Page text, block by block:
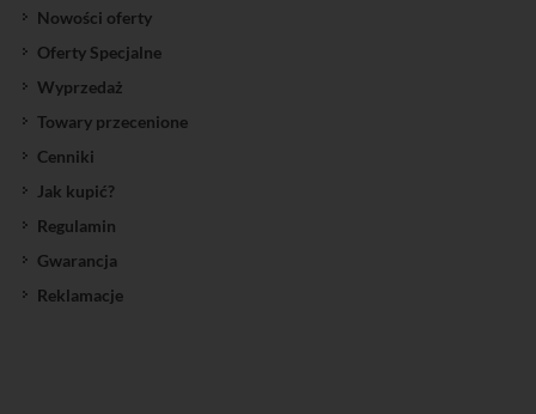
Nowości oferty
Oferty Specjalne
Wyprzedaż
Towary przecenione
Cenniki
Jak kupić?
Regulamin
Gwarancja
Reklamacje